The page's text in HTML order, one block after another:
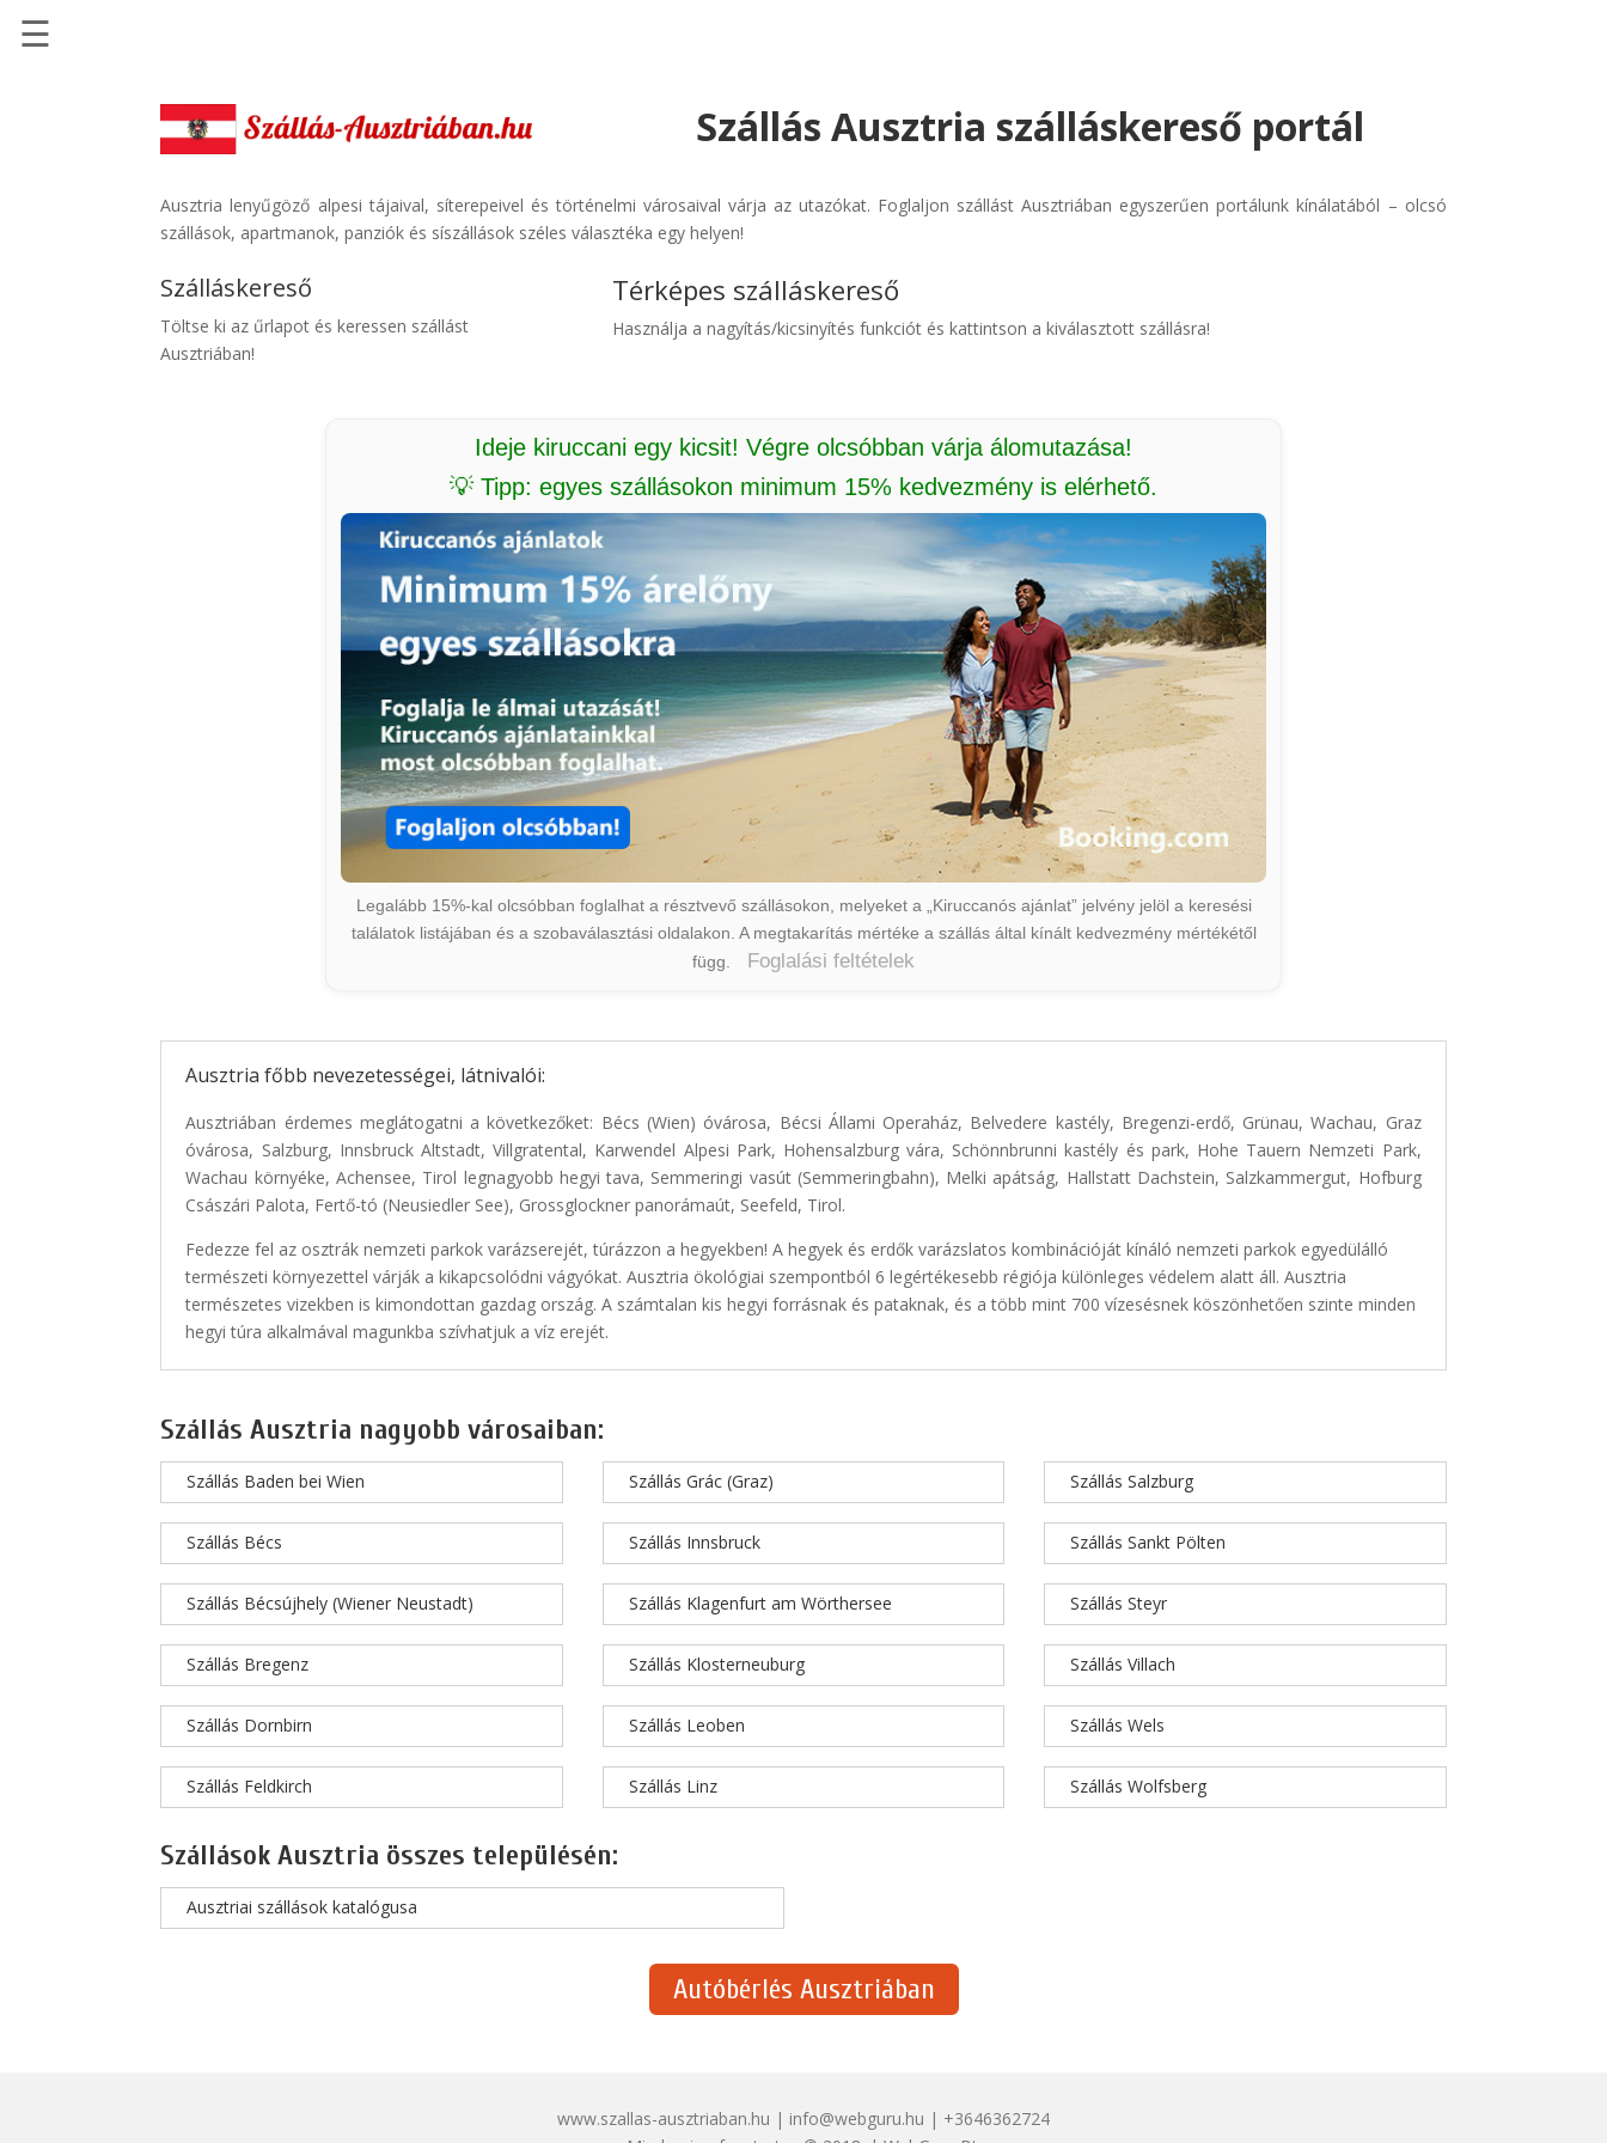
Szállásinfo.eu
Repülőjegy
pénzvisszatérítéssel
Autóbérlés
☰
Szállás Ausztria szálláskereső portál
Ausztria lenyűgöző alpesi tájaival, síterepeivel és történelmi városaival várja az utazókat. Foglaljon szállást Ausztriában egyszerűen portálunk kínálatából – olcsó
szállások, apartmanok, panziók és síszállások széles választéka egy helyen!
Szálláskereső
Töltse ki az űrlapot és keressen szállást
Ausztriában!
Térképes szálláskereső
Használja a nagyítás/kicsinyítés funkciót és kattintson a kiválasztott szállásra!
Ideje kiruccani egy kicsit! Végre olcsóbban várja álomutazása!
💡 Tipp: egyes szállásokon minimum 15% kedvezmény is elérhető.
Legalább 15%-kal olcsóbban foglalhat a résztvevő szállásokon, melyeket a „Kiruccanós ajánlat” jelvény jelöl a keresési
találatok listájában és a szobaválasztási oldalakon. A megtakarítás mértéke a szállás által kínált kedvezmény mértékétől
függ.
Foglalási feltételek
Ausztria főbb nevezetességei, látnivalói:
Ausztriában érdemes meglátogatni a következőket: Bécs (Wien) óvárosa, Bécsi Állami Operaház, Belvedere kastély, Bregenzi-erdő, Grünau, Wachau, Graz
óvárosa, Salzburg, Innsbruck Altstadt, Villgratental, Karwendel Alpesi Park, Hohensalzburg vára, Schönnbrunni kastély és park, Hohe Tauern Nemzeti Park,
Wachau környéke, Achensee, Tirol legnagyobb hegyi tava, Semmeringi vasút (Semmeringbahn), Melki apátság, Hallstatt Dachstein, Salzkammergut, Hofburg
Császári Palota, Fertő-tó (Neusiedler See), Grossglockner panorámaút, Seefeld, Tirol.
Fedezze fel az osztrák nemzeti parkok varázserejét, túrázzon a hegyekben! A hegyek és erdők varázslatos kombinációját kínáló nemzeti parkok egyedülálló
természeti környezettel várják a kikapcsolódni vágyókat. Ausztria ökológiai szempontból 6 legértékesebb régiója különleges védelem alatt áll. Ausztria
természetes vizekben is kimondottan gazdag ország. A számtalan kis hegyi forrásnak és pataknak, és a több mint 700 vízesésnek köszönhetően szinte minden
hegyi túra alkalmával magunkba szívhatjuk a víz erejét.
Szállás Ausztria nagyobb városaiban:
Szállás Baden bei Wien
Szállás Bécs
Szállás Bécsújhely (Wiener Neustadt)
Szállás Bregenz
Szállás Dornbirn
Szállás Feldkirch
Szállás Grác (Graz)
Szállás Innsbruck
Szállás Klagenfurt am Wörthersee
Szállás Klosterneuburg
Szállás Leoben
Szállás Linz
Szállás Salzburg
Szállás Sankt Pölten
Szállás Steyr
Szállás Villach
Szállás Wels
Szállás Wolfsberg
Szállások Ausztria összes településén:
Ausztriai szállások katalógusa
Autóbérlés Ausztriában
www.szallas-ausztriaban.hu | info@webguru.hu | +3646362724